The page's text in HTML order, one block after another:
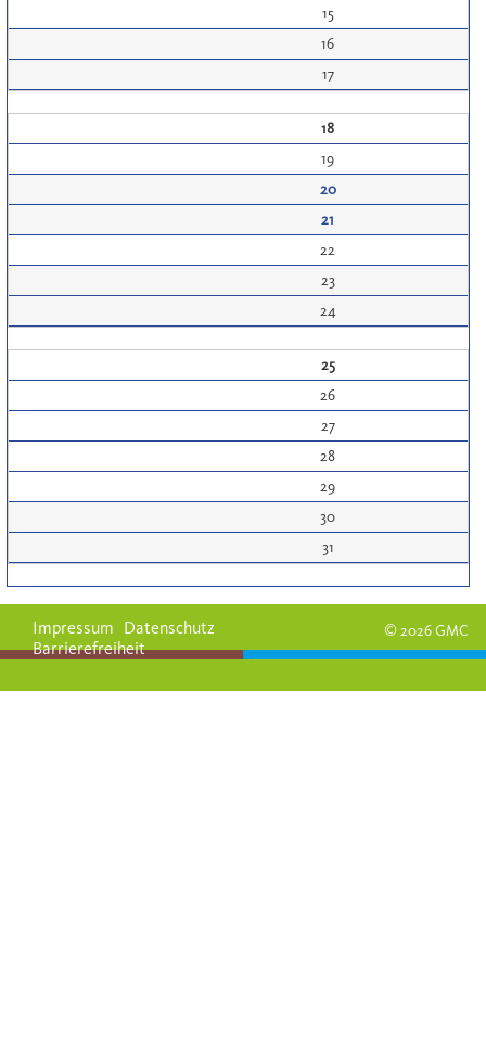
15
16
17
18
19
20
21
22
23
24
25
26
27
28
29
30
31
© 2026 GMC
Impressum Datenschutz
Barrierefreiheit